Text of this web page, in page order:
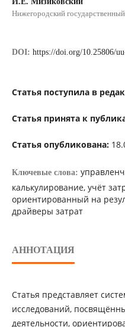
Нижегородский
DOI: https://doi.org/10.25806/
Статья поступила в
Статья принята к
Статья опубликована:
Ключевые слова:
калькулирование, учёт
ориентированный на
драйверы затрат
АННОТАЦИЯ
Статья представляет
исследований,
деятельности,